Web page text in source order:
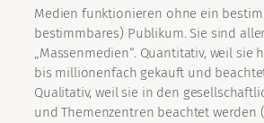
Medien funktionieren ohne ein
bestimmbares) Publikum. Sie sind
„Massenmedien“. Quantitativ, weil sie
bis millionenfach gekauft und
Qualitativ, weil sie in den
und Themenzentren beachtet werden